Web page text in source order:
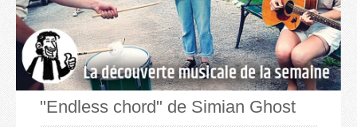
"Endless chord" de Simian Ghost